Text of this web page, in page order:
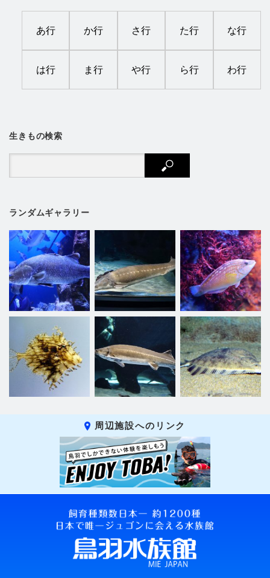
あ行 か行 さ行 た行 な行
は行 ま行 や行 ら行 わ行
生きもの検索
ランダムギャラリー
周辺施設へのリンク